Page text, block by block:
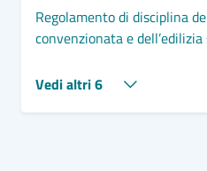
Regolamento di disciplina
convenzionata e dell’edilizia
Vedi altri 6